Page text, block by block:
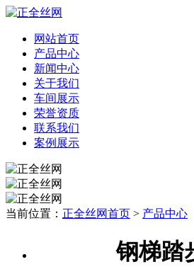
网站首页
产品中心
新闻中心
关于我们
车间展示
荣誉资质
联系我们
案例展示
当前位置： 正全丝网首页 > 产品中心
钢梯踏